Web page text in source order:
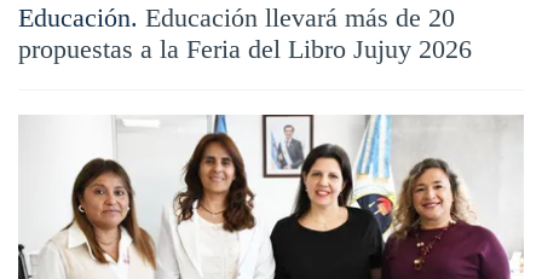
Educación. Educación llevará más de 20
propuestas a la Feria del Libro Jujuy 2026